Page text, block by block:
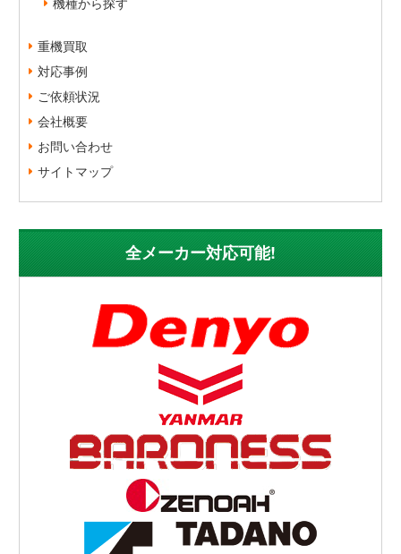
重機買取
対応事例
ご依頼状況
会社概要
お問い合わせ
サイトマップ
全メーカー対応可能!